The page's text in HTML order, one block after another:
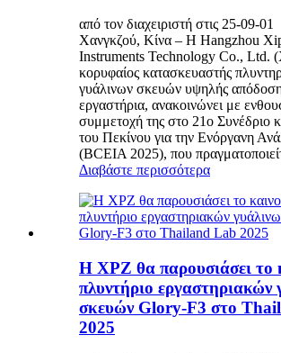
από τον διαχειριστή στις 25-09-01
Χανγκζού, Κίνα – Η Hangzhou
Instruments Technology Co., Ltd.
κορυφαίος κατασκευαστής
γυάλινων σκευών υψηλής
εργαστήρια, ανακοινώνει με
συμμετοχή της στο 21ο Συνέδριο
του Πεκίνου για την Ενόργανη
(BCEIA 2025), που
Διαβάστε περισσότερα
Η XPZ θα παρουσιάσει το
πλυντήριο εργαστηριακών
σκευών Glory-F3 στο
2025